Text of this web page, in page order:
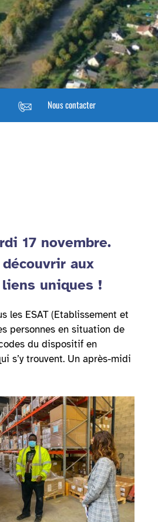
Nous contacter
17 novembre.
aux
uniques !
les ESAT (Etablissement et
personnes en situation de
du dispositif en
s’y trouvent. Un après-midi